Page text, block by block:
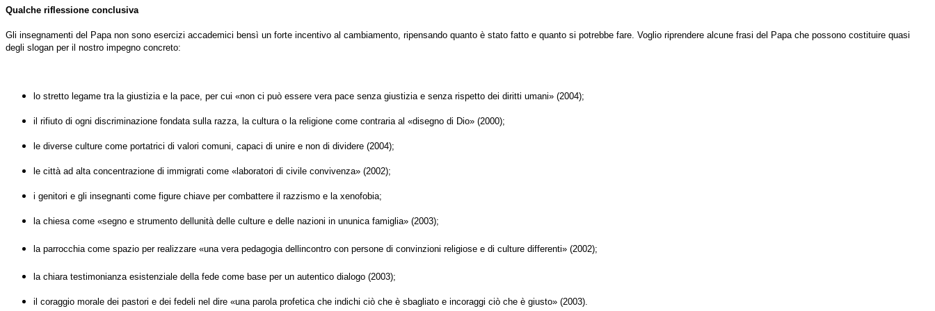
Qualche riflessione conclusiva
Gli insegnamenti del Papa non sono esercizi accademici bensì un forte incentivo al cambiamento, ripensando quanto è stato fatto e quanto si potrebbe fare. Voglio riprendere alcune frasi del Papa che possono costituire quasi
degli slogan per il nostro impegno concreto:
lo stretto legame tra la giustizia e la pace, per cui «non ci può essere vera pace senza giustizia e senza rispetto dei diritti umani» (2004);
il rifiuto di ogni discriminazione fondata sulla razza, la cultura o la religione come contraria al «disegno di Dio» (2000);
le diverse culture come portatrici di valori comuni, capaci di unire e non di dividere (2004);
le città ad alta concentrazione di immigrati come «laboratori di civile convivenza» (2002);
i genitori e gli insegnanti come figure chiave per combattere il razzismo e la xenofobia;
la chiesa come «segno e strumento dellunità delle culture e delle nazioni in ununica famiglia» (2003);
la parrocchia come spazio per realizzare «una vera pedagogia dellincontro con persone di convinzioni religiose e di culture differenti» (2002);
la chiara testimonianza esistenziale della fede come base per un autentico dialogo (2003);
il coraggio morale dei pastori e dei fedeli nel dire «una parola profetica che indichi ciò che è sbagliato e incoraggi ciò che è giusto» (2003).